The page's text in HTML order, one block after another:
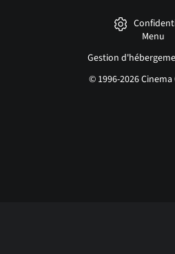
Menu
Gestion
© 1996-2026 Cinema